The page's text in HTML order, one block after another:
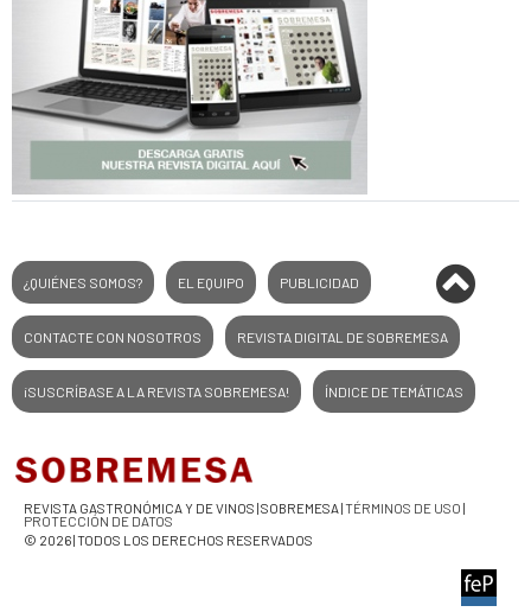
¿QUIÉNES SOMOS? EL EQUIPO PUBLICIDAD
CONTACTE CON NOSOTROS REVISTA DIGITAL DE SOBREMESA
¡SUSCRÍBASE A LA REVISTA SOBREMESA! ÍNDICE DE TEMÁTICAS
REVISTA GASTRONÓMICA Y DE VINOS | SOBREMESA |TÉRMINOS DE USO |
PROTECCIÓN DE DATOS
© 2026 | TODOS LOS DERECHOS RESERVADOS